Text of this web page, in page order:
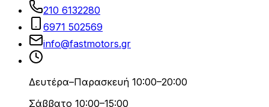
210 6132280
6971 502569
info@fastmotors.gr
Δευτέρα–Παρασκευή 10:00–20:00
Σάββατο 10:00–15:00